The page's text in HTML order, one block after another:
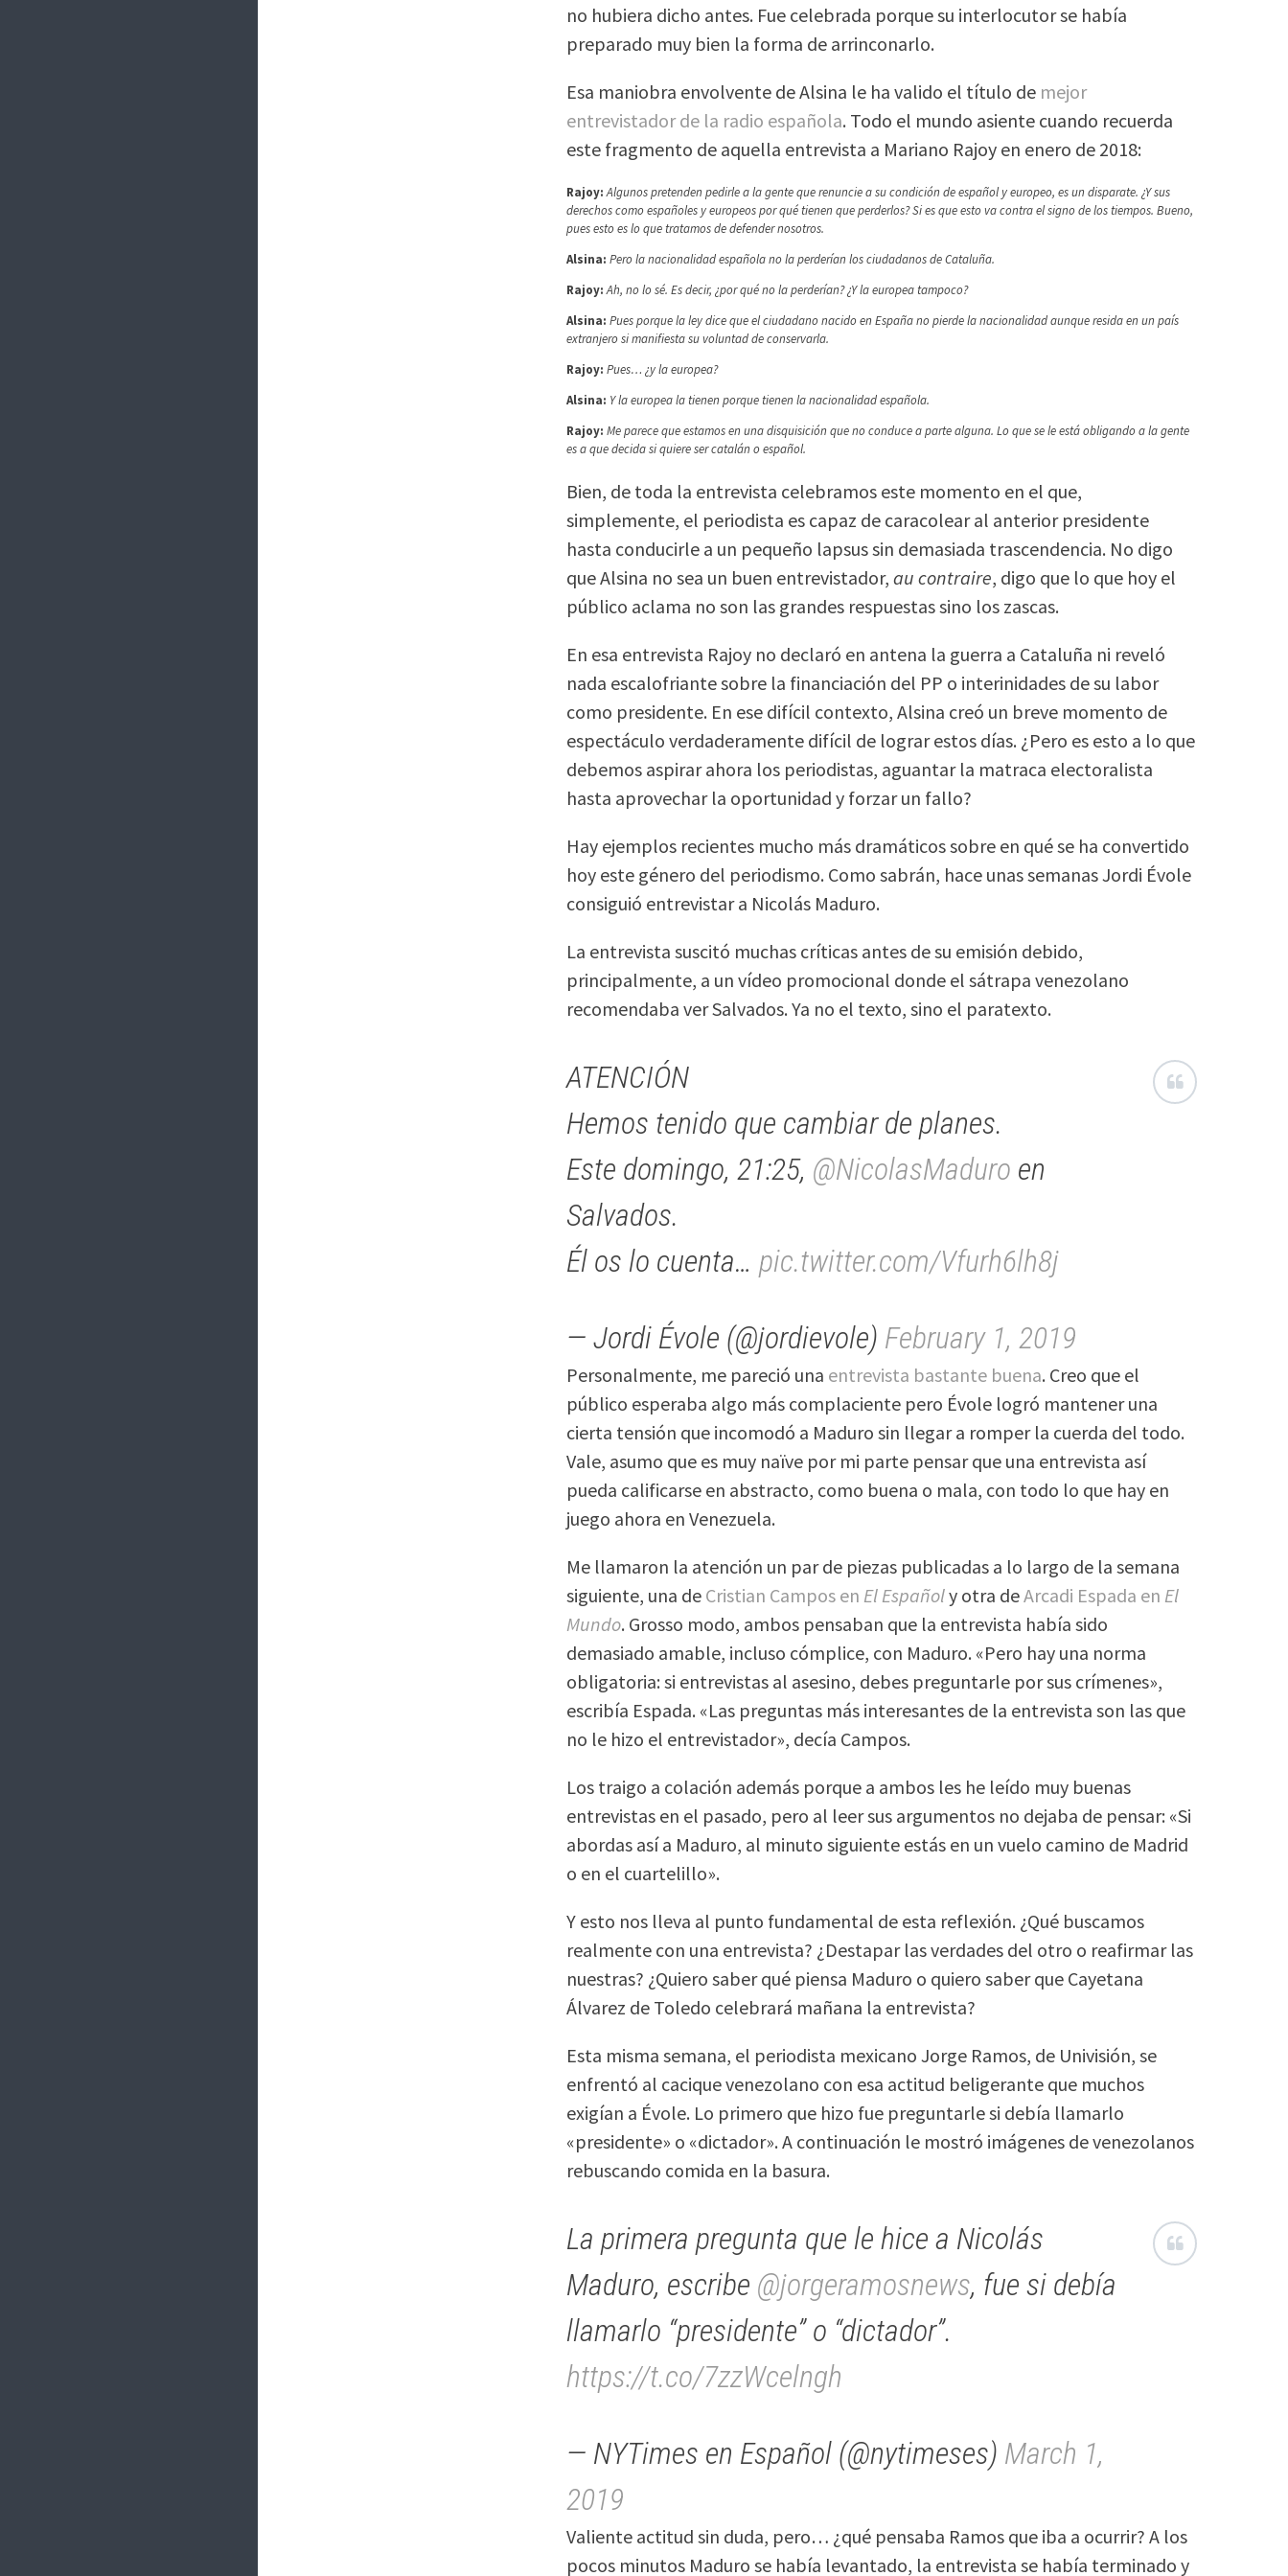
no hubiera dicho antes. Fue celebrada porque su interlocutor se había
preparado muy bien la forma de arrinconarlo.
Esa maniobra envolvente de Alsina le ha valido el título de mejor
entrevistador de la radio española. Todo el mundo asiente cuando recuerda
este fragmento de aquella entrevista a Mariano Rajoy en enero de 2018:
Rajoy: Algunos pretenden pedirle a la gente que renuncie a su condición de español y europeo, es un disparate. ¿Y sus
derechos como españoles y europeos por qué tienen que perderlos? Si es que esto va contra el signo de los tiempos. Bueno,
pues esto es lo que tratamos de defender nosotros.
Alsina: Pero la nacionalidad española no la perderían los ciudadanos de Cataluña.
Rajoy: Ah, no lo sé. Es decir, ¿por qué no la perderían? ¿Y la europea tampoco?
Alsina: Pues porque la ley dice que el ciudadano nacido en España no pierde la nacionalidad aunque resida en un país
extranjero si manifiesta su voluntad de conservarla.
Rajoy: Pues… ¿y la europea?
Alsina: Y la europea la tienen porque tienen la nacionalidad española.
Rajoy: Me parece que estamos en una disquisición que no conduce a parte alguna. Lo que se le está obligando a la gente
es a que decida si quiere ser catalán o español.
Bien, de toda la entrevista celebramos este momento en el que,
simplemente, el periodista es capaz de caracolear al anterior presidente
hasta conducirle a un pequeño lapsus sin demasiada trascendencia. No digo
que Alsina no sea un buen entrevistador,au contraire, digo que lo que hoy el
público aclama no son las grandes respuestas sino los zascas.
En esa entrevista Rajoy no declaró en antena la guerra a Cataluña ni reveló
nada escalofriante sobre la financiación del PP o interinidades de su labor
como presidente. En ese difícil contexto, Alsina creó un breve momento de
espectáculo verdaderamente difícil de lograr estos días. ¿Pero es esto a lo que
debemos aspirar ahora los periodistas, aguantar la matraca electoralista
hasta aprovechar la oportunidad y forzar un fallo?
Hay ejemplos recientes mucho más dramáticos sobre en qué se ha convertido
hoy este género del periodismo. Como sabrán, hace unas semanas Jordi Évole
consiguió entrevistar a Nicolás Maduro.
La entrevista suscitó muchas críticas antes de su emisión debido,
principalmente, a un vídeo promocional donde el sátrapa venezolano
recomendaba ver Salvados. Ya no el texto, sino el paratexto.
ATENCIÓN
Hemos tenido que cambiar de planes.
Este domingo, 21:25, @NicolasMaduro en
Salvados.
Él os lo cuenta…pic.twitter.com/Vfurh6lh8j
— Jordi Évole (@jordievole) February 1, 2019
Personalmente, me pareció una entrevista bastante buena. Creo que el
público esperaba algo más complaciente pero Évole logró mantener una
cierta tensión que incomodó a Maduro sin llegar a romper la cuerda del todo.
Vale, asumo que es muy naïve por mi parte pensar que una entrevista así
pueda calificarse en abstracto, como buena o mala, con todo lo que hay en
juego ahora en Venezuela.
Me llamaron la atención un par de piezas publicadas a lo largo de la semana
siguiente, una de Cristian Campos en El Españoly otra deArcadi Espada en El
Mundo. Grosso modo, ambos pensaban que la entrevista había sido
demasiado amable, incluso cómplice, con Maduro. «Pero hay una norma
obligatoria: si entrevistas al asesino, debes preguntarle por sus crímenes»,
escribía Espada. «Las preguntas más interesantes de la entrevista son las que
no le hizo el entrevistador», decía Campos.
Los traigo a colación además porque a ambos les he leído muy buenas
entrevistas en el pasado, pero al leer sus argumentos no dejaba de pensar: «Si
abordas así a Maduro, al minuto siguiente estás en un vuelo camino de Madrid
o en el cuartelillo».
Y esto nos lleva al punto fundamental de esta reflexión. ¿Qué buscamos
realmente con una entrevista? ¿Destapar las verdades del otro o reafirmar las
nuestras? ¿Quiero saber qué piensa Maduro o quiero saber que Cayetana
Álvarez de Toledo celebrará mañana la entrevista?
Esta misma semana, el periodista mexicano Jorge Ramos, de Univisión, se
enfrentó al cacique venezolano con esa actitud beligerante que muchos
exigían a Évole. Lo primero que hizo fue preguntarle si debía llamarlo
«presidente» o «dictador». A continuación le mostró imágenes de venezolanos
rebuscando comida en la basura.
La primera pregunta que le hice a Nicolás
Maduro, escribe @jorgeramosnews, fue si debía
llamarlo “presidente” o “dictador”.
https://t.co/7zzWcelngh
— NYTimes en Español (@nytimeses) March 1,
2019
Valiente actitud sin duda, pero… ¿qué pensaba Ramos que iba a ocurrir? A los
pocos minutos Maduro se había levantado, la entrevista se había terminado y